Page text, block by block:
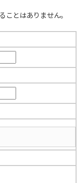
ことはありません。